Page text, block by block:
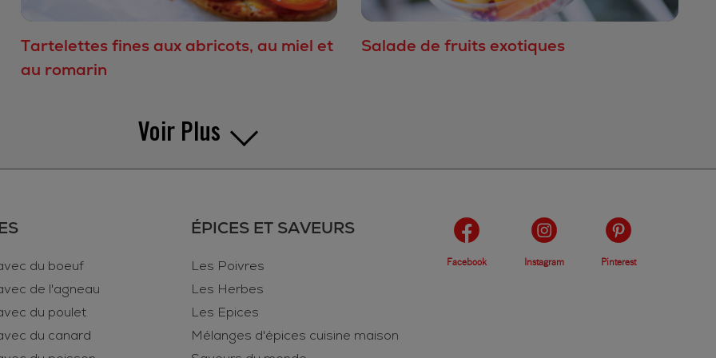
Tartelettes fines aux abricots, au miel et
au romarin
Salade de fruits exotiques
Voir Plus
du boeuf
de l'agneau
du poulet
du canard
ÉPICES ET SAVEURS
Les Poivres
Les Herbes
Les Epices
Mélanges d'épices cuisine maison
Facebook Instagram Pinterest